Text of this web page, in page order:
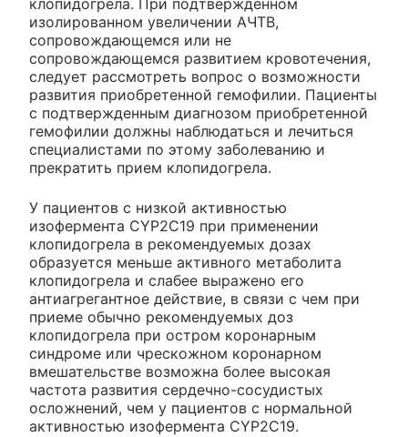
клопидогрела. При подтвержденном
изолированном увеличении АЧТВ,
сопровождающемся или не
сопровождающемся развитием кровотечения,
следует рассмотреть вопрос о возможности
развития приобретенной гемофилии. Пациенты
с подтвержденным диагнозом приобретенной
гемофилии должны наблюдаться и лечиться
специалистами по этому заболеванию и
прекратить прием клопидогрела.
У пациентов с низкой активностью
изофермента CYP2C19 при применении
клопидогрела в рекомендуемых дозах
образуется меньше активного метаболита
клопидогрела и слабее выражено его
антиагрегантное действие, в связи с чем при
приеме обычно рекомендуемых доз
клопидогрела при остром коронарным
синдроме или чрескожном коронарном
вмешательстве возможна более высокая
частота развития сердечно-сосудистых
осложнений, чем у пациентов с нормальной
активностью изофермента CYP2C19.